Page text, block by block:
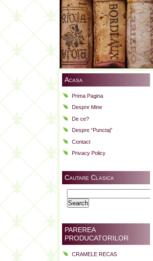
Acasa
Prima Pagina
Despre Mine
De ce?
Despre “Punctaj”
Contact
Privacy Policy
Cautare Clasica
for:
PAREREA
PRODUCATORILOR
CRAMELE RECAS